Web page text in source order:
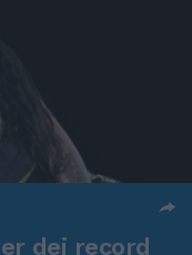
dei record